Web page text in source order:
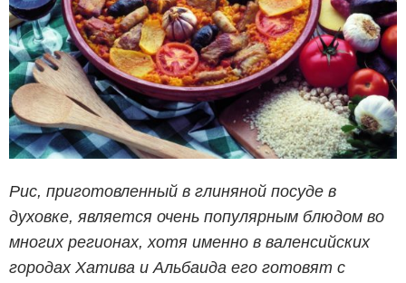
Рис, приготовленный в глиняной посуде в
духовке, является очень популярным блюдом во
многих регионах, хотя именно в валенсийских
городах Хатива и Альбаида его готовят с